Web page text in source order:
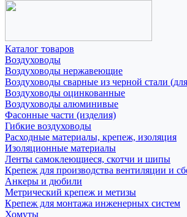
Каталог товаров
Воздуховоды
Воздуховоды нержавеющие
Воздуховоды сварные из черной стали
Воздуховоды оцинкованные
Воздуховоды алюминивые
Фасонные части (изделия)
Гибкие воздуховоды
Расходные материалы, крепеж, изоляция
Изоляционные материалы
Ленты самоклеющиеся, скотчи и шипы
Крепеж для производства вентиляции и
Анкеры и дюбили
Метрический крепеж и метизы
Крепеж для монтажа инженерных систем
Хомуты